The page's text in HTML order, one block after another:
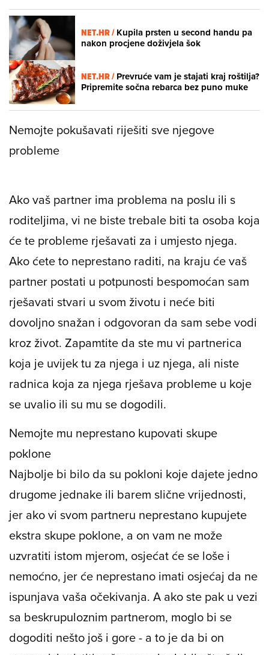
NET.HR /Kupila prsten u second handu pa
nakon procjene doživjela šok
NET.HR /Prevruće vam je stajati kraj roštilja?
Pripremite sočna rebarca bez puno muke
Nemojte pokušavati riješiti sve njegove
probleme
Ako vaš partner ima problema na poslu ili s
roditeljima, vi ne biste trebale biti ta osoba koja
će te probleme rješavati za i umjesto njega.
Ako ćete to neprestano raditi, na kraju će vaš
partner postati u potpunosti bespomoćan sam
rješavati stvari u svom životu i neće biti
dovoljno snažan i odgovoran da sam sebe vodi
kroz život. Zapamtite da ste mu vi partnerica
koja je uvijek tu za njega i uz njega, ali niste
radnica koja za njega rješava probleme u koje
se uvalio ili su mu se dogodili.
Nemojte mu neprestano kupovati skupe
poklone
Najbolje bi bilo da su pokloni koje dajete jedno
drugome jednake ili barem slične vrijednosti,
jer ako vi svom partneru neprestano kupujete
ekstra skupe poklone, a on vam ne može
uzvratiti istom mjerom, osjećat će se loše i
nemoćno, jer će neprestano imati osjećaj da ne
ispunjava vaša očekivanja. A ako ste pak u vezi
sa beskrupuloznim partnerom, moglo bi se
dogoditi nešto još i gore - a to je da bi on